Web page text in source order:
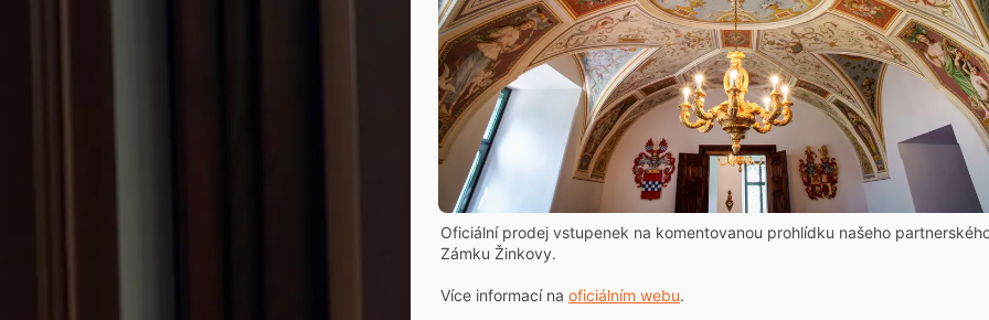
Oficiální prodej vstupenek na komentovanou prohlídku našeho
Zámku Žinkovy.
Více informací na oficiálním webu.